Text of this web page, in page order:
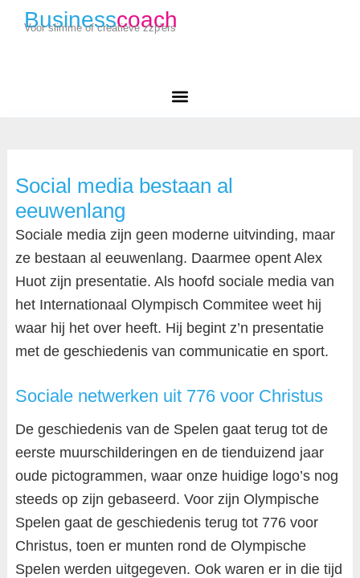
Businesscoach
Voor slimme of creatieve zzp'ers
Social media bestaan al
eeuwenlang
Sociale media zijn geen moderne uitvinding, maar
ze bestaan al eeuwenlang. Daarmee opent Alex
Huot zijn presentatie. Als hoofd sociale media van
het Internationaal Olympisch Commitee weet hij
waar hij het over heeft. Hij begint z’n presentatie
met de geschiedenis van communicatie en sport.
Sociale netwerken uit 776 voor Christus
De geschiedenis van de Spelen gaat terug tot de
eerste muurschilderingen en de tienduizend jaar
oude pictogrammen, waar onze huidige logo’s nog
steeds op zijn gebaseerd. Voor zijn Olympische
Spelen gaat de geschiedenis terug tot 776 voor
Christus, toen er munten rond de Olympische
Spelen werden uitgegeven. Ook waren er in die tijd